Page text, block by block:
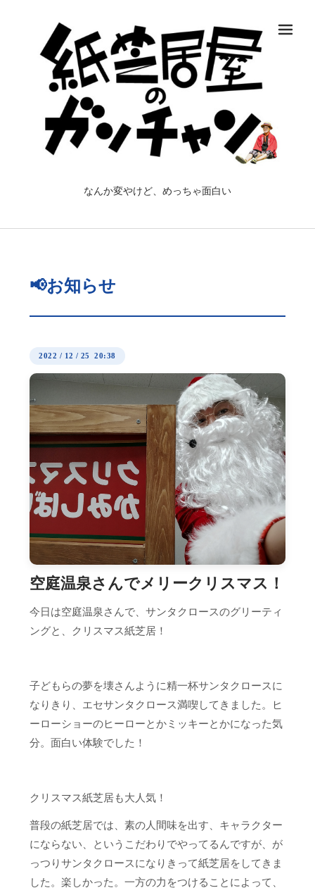
なんか変やけど、めっちゃ面白い
📢お知らせ
2022 / 12 / 25 20:38
空庭温泉さんでメリークリスマス！
今日は空庭温泉さんで、サンタクロースのグリーティ
ングと、クリスマス紙芝居！
子どもらの夢を壊さんように精一杯サンタクロースに
なりきり、エセサンタクロース満喫してきました。ヒ
ーローショーのヒーローとかミッキーとかになった気
分。面白い体験でした！
クリスマス紙芝居も大人気！
普段の紙芝居では、素の人間味を出す、キャラクター
にならない、というこだわりでやってるんですが、が
っつりサンタクロースになりきって紙芝居をしてきま
した。楽しかった。一方の力をつけることによって、